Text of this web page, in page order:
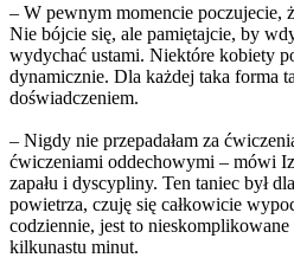
– W pewnym momencie poczujecie,
Nie bójcie się, ale pamiętajcie, by
wydychać ustami. Niektóre kobiety
dynamicznie. Dla każdej taka forma
doświadczeniem.
– Nigdy nie przepadałam za
ćwiczeniami oddechowymi – mówi
zapału i dyscypliny. Ten taniec był
powietrza, czuję się całkowicie
codziennie, jest to
kilkunastu minut.